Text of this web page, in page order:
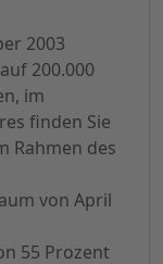
2003
200.000
im
finden Sie
Rahmen des
von April
55 Prozent